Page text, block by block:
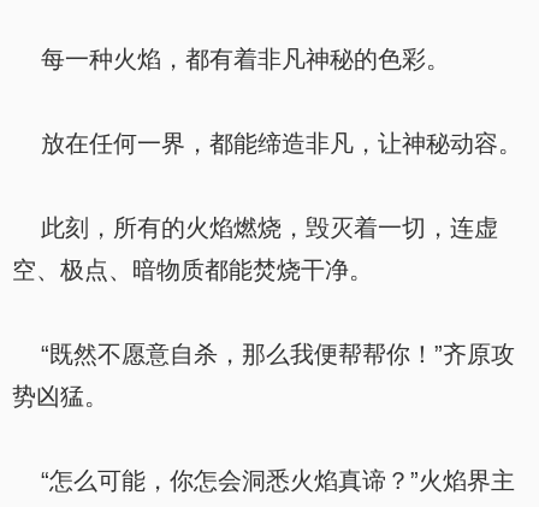
每一种火焰，都有着非凡神秘的色彩。
放在任何一界，都能缔造非凡，让神秘动容。
此刻，所有的火焰燃烧，毁灭着一切，连虚
空、极点、暗物质都能焚烧干净。
“既然不愿意自杀，那么我便帮帮你！”齐原攻
势凶猛。
“怎么可能，你怎会洞悉火焰真谛？”火焰界主